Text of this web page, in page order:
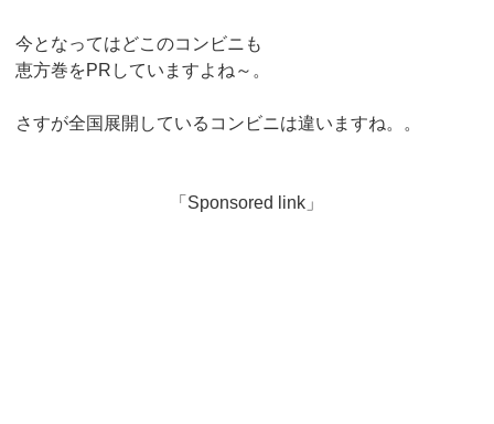
今となってはどこのコンビニも
恵方巻をPRしていますよね～。
さすが全国展開しているコンビニは違いますね。。
「Sponsored link」